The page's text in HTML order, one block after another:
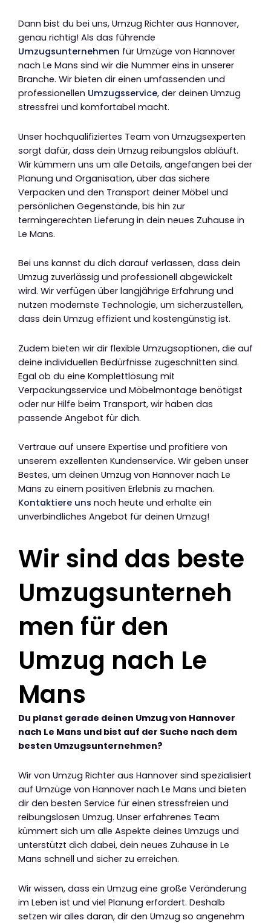
Dann bist du bei uns, Umzug Richter aus Hannover,
genau richtig! Als das führende
Umzugsunternehmen für Umzüge von Hannover
nach Le Mans sind wir die Nummer eins in unserer
Branche. Wir bieten dir einen umfassenden und
professionellen Umzugsservice, der deinen Umzug
stressfrei und komfortabel macht.
Unser hochqualifiziertes Team von Umzugsexperten
sorgt dafür, dass dein Umzug reibungslos abläuft.
Wir kümmern uns um alle Details, angefangen bei der
Planung und Organisation, über das sichere
Verpacken und den Transport deiner Möbel und
persönlichen Gegenstände, bis hin zur
termingerechten Lieferung in dein neues Zuhause in
Le Mans.
Bei uns kannst du dich darauf verlassen, dass dein
Umzug zuverlässig und professionell abgewickelt
wird. Wir verfügen über langjährige Erfahrung und
nutzen modernste Technologie, um sicherzustellen,
dass dein Umzug effizient und kostengünstig ist.
Zudem bieten wir dir flexible Umzugsoptionen, die auf
deine individuellen Bedürfnisse zugeschnitten sind.
Egal ob du eine Komplettlösung mit
Verpackungsservice und Möbelmontage benötigst
oder nur Hilfe beim Transport, wir haben das
passende Angebot für dich.
Vertraue auf unsere Expertise und profitiere von
unserem exzellenten Kundenservice. Wir geben unser
Bestes, um deinen Umzug von Hannover nach Le
Mans zu einem positiven Erlebnis zu machen.
Kontaktiere uns noch heute und erhalte ein
unverbindliches Angebot für deinen Umzug!
Wir sind das beste
Umzugsunterneh
men für den
Umzug nach Le
Mans
Du planst gerade deinen Umzug von Hannover
nach Le Mans und bist auf der Suche nach dem
besten Umzugsunternehmen?
Wir von Umzug Richter aus Hannover sind spezialisiert
auf Umzüge von Hannover nach Le Mans und bieten
dir den besten Service für einen stressfreien und
reibungslosen Umzug. Unser erfahrenes Team
kümmert sich um alle Aspekte deines Umzugs und
unterstützt dich dabei, dein neues Zuhause in Le
Mans schnell und sicher zu erreichen.
Wir wissen, dass ein Umzug eine große Veränderung
im Leben ist und viel Planung erfordert. Deshalb
setzen wir alles daran, dir den Umzug so angenehm